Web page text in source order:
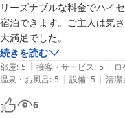
リーズナブルな料金でハイ
宿泊できます。ご主人は気
大満足でした。
続きを読む
部屋: 5 | 接客・サービス: 5 |
温泉・お風呂: 5 | 設備: 5 | 清潔
6